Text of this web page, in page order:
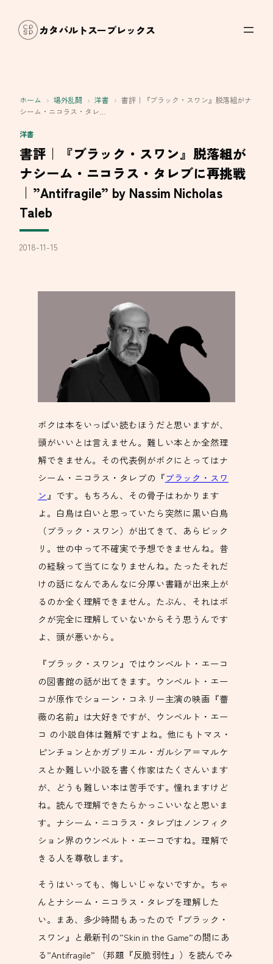
カタパルトスープレックス
ホーム › 場外乱闘 › 洋書 › 書評｜『ブラック・スワン』脱落組がナ
シーム・ニコラス・タレ…
洋書
書評｜『ブラック・スワン』脱落組が
ナシーム・ニコラス・タレブに再挑戦
｜”Antifragile” by Nassim Nicholas
Taleb
2018-11-15
ボクは本をいっぱい読むほうだと思いますが、
頭がいいとは言えません。難しい本とか全然理
解できません。その代表例がボクにとってはナ
シーム・ニコラス・タレブの『ブラック・スワ
ン』です。もちろん、その骨子はわかります
よ。白鳥は白いと思っていたら突然に黒い白鳥
（ブラック・スワン）が出てきて、あらビック
リ。世の中って不確実で予想できませんね。昔
の経験って当てになりませんね。たったそれだ
けの話になんであんなに分厚い書籍が出来上が
るのか全く理解できません。たぶん、それはボ
クが完全に理解していないからそう思うんです
よ、頭が悪いから。
『ブラック・スワン』ではウンベルト・エーコ
の図書館の話が出てきます。ウンベルト・エー
コが原作でショーン・コネリー主演の映画『薔
薇の名前』は大好きですが、ウンベルト・エー
コ の小説自体は難解ですよね。他にもトマス・
ピンチョンとかガブリエル・ガルシア＝マルケ
スとか難しい小説を書く作家はたくさんいます
が、どうも難しい本は苦手です。憧れますけど
ね。読んで理解できたらかっこいいなと思いま
す。ナシーム・ニコラス・タレブはノンフィク
ション界のウンベルト・エーコですね。理解で
きる人を尊敬します。
そうはいっても、悔しいじゃないですか。ちゃ
んとナシーム・ニコラス・タレブを理解した
い。まあ、多少時間もあったので『ブラック・
スワン』と最新刊の”Skin in the Game”の間にあ
る”Antifragile” （邦題『反脆弱性』）を読んでみ